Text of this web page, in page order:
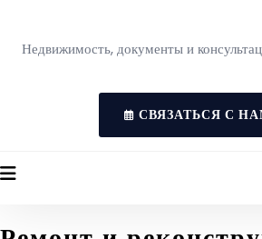
Недвижимость, документы и
СВЯЗАТЬСЯ С